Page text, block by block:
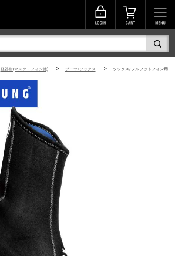
軽器材(マスク・フィン他) > ブーツ/ソックス > ソックス/フルフットフィン用